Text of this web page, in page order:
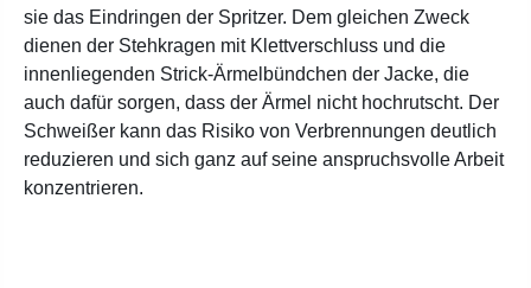
sie das Eindringen der Spritzer. Dem gleichen Zweck
dienen der Stehkragen mit Klettverschluss und die
innenliegenden Strick-Ärmelbündchen der Jacke, die
auch dafür sorgen, dass der Ärmel nicht hochrutscht. Der
Schweißer kann das Risiko von Verbrennungen deutlich
reduzieren und sich ganz auf seine anspruchsvolle Arbeit
konzentrieren.